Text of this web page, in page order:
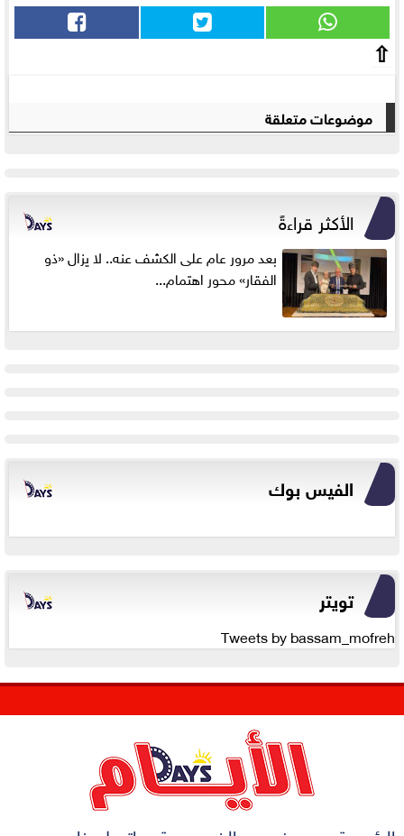
⇧
موضوعات متعلقة
الأكثر قراءةً
بعد مرور عام على الكشف عنه.. لا يزال «ذو
الفقار» محور اهتمام...
الفيس بوك
تويتر
Tweets by bassam_mofreh